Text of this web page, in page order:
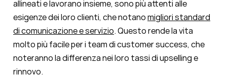
allineati e lavorano insieme, sono più attenti alle
esigenze dei loro clienti, che notanomigliori standard
di comunicazione e servizio. Questo rende la vita
molto più facile per i team di customer success, che
noteranno la differenza nei loro tassi di upselling e
rinnovo.